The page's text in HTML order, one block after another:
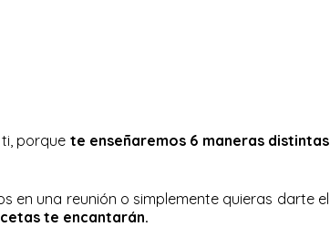
porque te enseñaremos 6 maneras distintas
en una reunión o simplemente quieras darte el
te encantarán.